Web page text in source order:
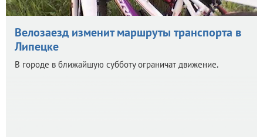
Велозаезд изменит маршруты транспорта в
Липецке
В городе в ближайшую субботу ограничат движение.